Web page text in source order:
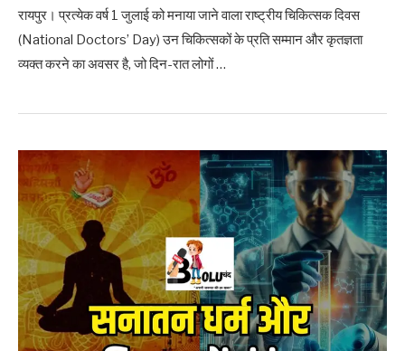
रायपुर। प्रत्येक वर्ष 1 जुलाई को मनाया जाने वाला राष्ट्रीय चिकित्सक दिवस
(National Doctors’ Day) उन चिकित्सकों के प्रति सम्मान और कृतज्ञता
व्यक्त करने का अवसर है, जो दिन-रात लोगों …